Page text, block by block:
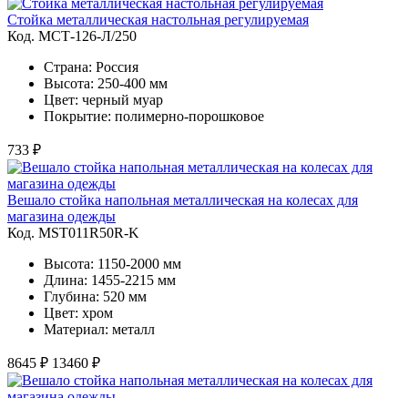
Стойка металлическая настольная регулируемая
Код. MСТ-126-Л/250
Страна: Россия
Высота: 250-400 мм
Цвет: черный муар
Покрытие: полимерно-порошковое
733 ₽
Вешало стойка напольная металлическая на колесах для
магазина одежды
Код. MST011R50R-K
Высота: 1150-2000 мм
Длина: 1455-2215 мм
Глубина: 520 мм
Цвет: хром
Материал: металл
8645 ₽ 13460 ₽